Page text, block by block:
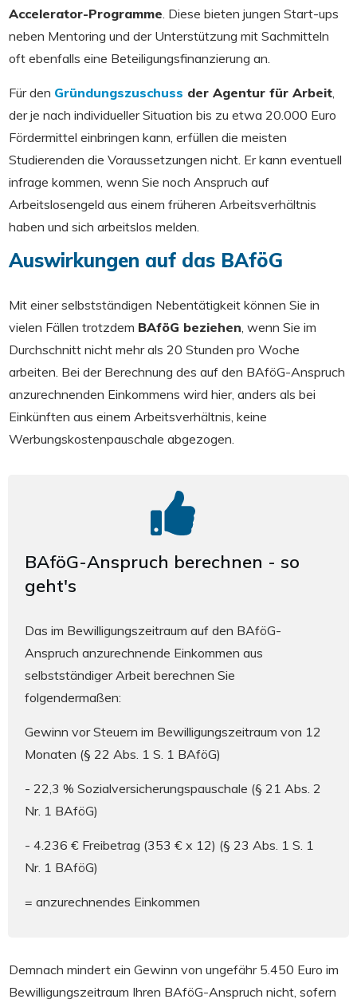
Accelerator-Programme. Diese bieten jungen Start-ups
neben Mentoring und der Unterstützung mit Sachmitteln
oft ebenfalls eine Beteiligungsfinanzierung an.
Für den Gründungszuschuss der Agentur für Arbeit,
der je nach individueller Situation bis zu etwa 20.000 Euro
Fördermittel einbringen kann, erfüllen die meisten
Studierenden die Voraussetzungen nicht. Er kann eventuell
infrage kommen, wenn Sie noch Anspruch auf
Arbeitslosengeld aus einem früheren Arbeitsverhältnis
haben und sich arbeitslos melden.
Auswirkungen auf das BAföG
Mit einer selbstständigen Nebentätigkeit können Sie in
vielen Fällen trotzdem BAföG beziehen, wenn Sie im
Durchschnitt nicht mehr als 20 Stunden pro Woche
arbeiten. Bei der Berechnung des auf den BAföG-Anspruch
anzurechnenden Einkommens wird hier, anders als bei
Einkünften aus einem Arbeitsverhältnis, keine
Werbungskostenpauschale abgezogen.
BAföG-Anspruch berechnen - so
geht's
Das im Bewilligungszeitraum auf den BAföG-
Anspruch anzurechnende Einkommen aus
selbstständiger Arbeit berechnen Sie
folgendermaßen:
Gewinn vor Steuern im Bewilligungszeitraum von 12
Monaten (§ 22 Abs. 1 S. 1 BAföG)
- 22,3 % Sozialversicherungspauschale (§ 21 Abs. 2
Nr. 1 BAföG)
- 4.236 € Freibetrag (353 € x 12) (§ 23 Abs. 1 S. 1
Nr. 1 BAföG)
= anzurechnendes Einkommen
Demnach mindert ein Gewinn von ungefähr 5.450 Euro im
Bewilligungszeitraum Ihren BAföG-Anspruch nicht, sofern